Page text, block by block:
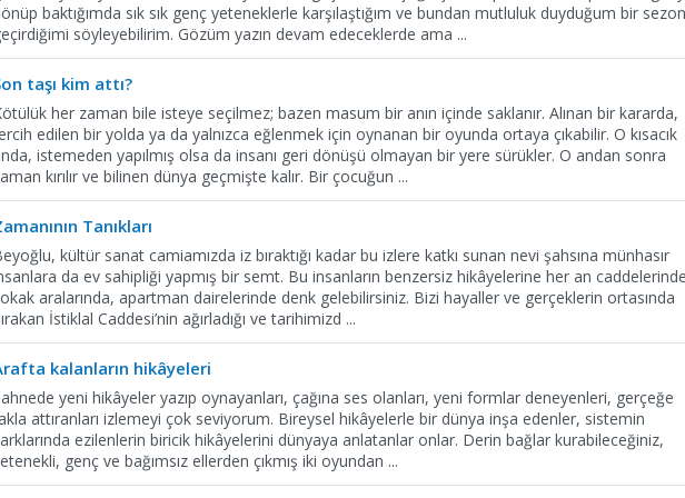
baktığımda sık sık genç yeteneklerle karşılaştığım ve bundan mutluluk duyduğum bir sezon
söyleyebilirim. Gözüm yazın devam edeceklerde ama ...
taşı kim attı?
her zaman bile isteye seçilmez; bazen masum bir anın içinde saklanır. Alınan bir kararda,
edilen bir yolda ya da yalnızca eğlenmek için oynanan bir oyunda ortaya çıkabilir. O kısacık
istemeden yapılmış olsa da insanı geri dönüşü olmayan bir yere sürükler. O andan sonra
kırılır ve bilinen dünya geçmişte kalır. Bir çocuğun ...
Tanıkları
kültür sanat camiamızda iz bıraktığı kadar bu izlere katkı sunan nevi şahsına münhasır
da ev sahipliği yapmış bir semt. Bu insanların benzersiz hikâyelerine her an
aralarında, apartman dairelerinde denk gelebilirsiniz. Bizi hayaller ve gerçeklerin ortasında
İstiklal Caddesi’nin ağırladığı ve tarihimizd ...
kalanların hikâyeleri
yeni hikâyeler yazıp oynayanları, çağına ses olanları, yeni formlar deneyenleri, gerçeğe
attıranları izlemeyi çok seviyorum. Bireysel hikâyelerle bir dünya inşa edenler, sistemin
ezilenlerin biricik hikâyelerini dünyaya anlatanlar onlar. Derin bağlar kurabileceğiniz,
genç ve bağımsız ellerden çıkmış iki oyundan ...